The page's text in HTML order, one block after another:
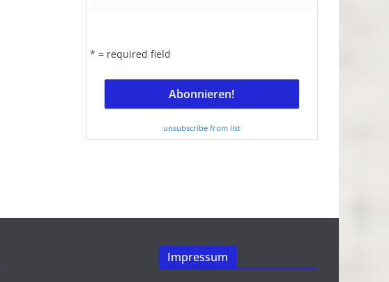
* = required field
unsubscribe from list
Impressum